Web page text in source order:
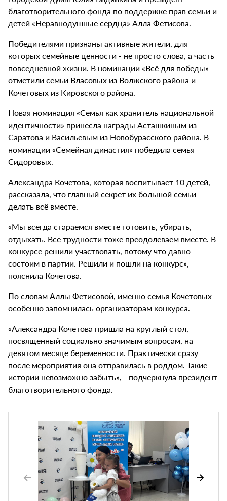
благотворительного фонда по поддержке прав семьи и
детей «Неравнодушные сердца» Алла Фетисова.
Победителями признаны активные жители, для
которых семейные ценности - не просто слова, а часть
повседневной жизни. В номинации «Всё для победы»
отметили семьи Власовых из Волжского района и
Кочетовых из Кировского района.
Новая номинация «Семья как хранитель национальной
идентичности» принесла награды Асташкиным из
Саратова и Васильевым из Новобурасского района. В
номинации «Семейная династия» победила семья
Сидоровых.
Александра Кочетова, которая воспитывает 10 детей,
рассказала, что главный секрет их большой семьи -
делать всё вместе.
«Мы всегда стараемся вместе готовить, убирать,
отдыхать. Все трудности тоже преодолеваем вместе. В
конкурсе решили участвовать, потому что давно
состоим в партии. Решили и пошли на конкурс», -
пояснила Кочетова.
По словам Аллы Фетисовой, именно семья Кочетовых
особенно запомнилась организаторам конкурса.
«Александра Кочетова пришла на круглый стол,
посвященный социально значимым вопросам, на
девятом месяце беременности. Практически сразу
после мероприятия она отправилась в роддом. Такие
истории невозможно забыть», - подчеркнула президент
благотворительного фонда.